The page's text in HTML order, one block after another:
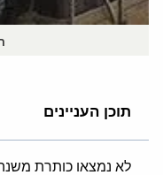
תוכן העניינים
לא נמצאו כותרת